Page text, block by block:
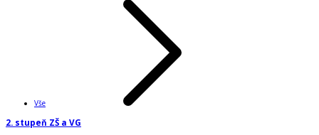
Vše
2. stupeň ZŠ a VG